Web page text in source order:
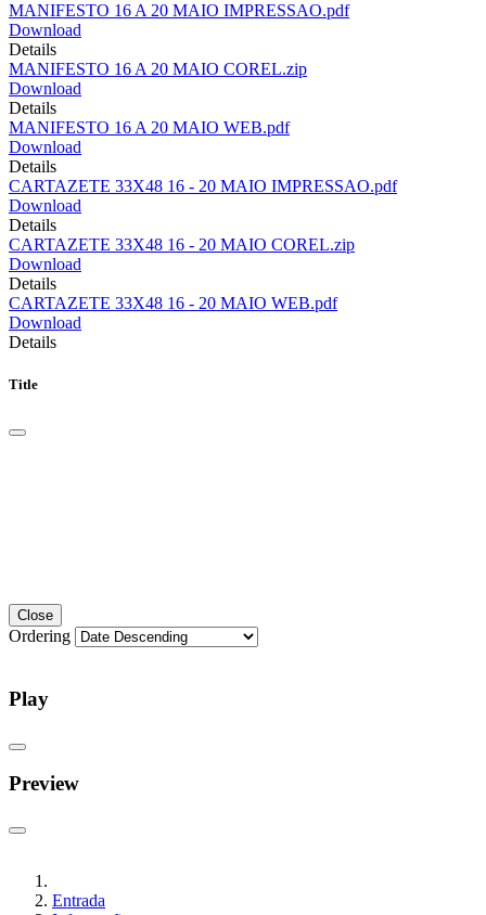
MANIFESTO 16 A 20 MAIO IMPRESSAO.pdf
Download
Details
MANIFESTO 16 A 20 MAIO COREL.zip
Download
Details
MANIFESTO 16 A 20 MAIO WEB.pdf
Download
Details
CARTAZETE 33X48 16 - 20 MAIO IMPRESSAO.pdf
Download
Details
CARTAZETE 33X48 16 - 20 MAIO COREL.zip
Download
Details
CARTAZETE 33X48 16 - 20 MAIO WEB.pdf
Download
Details
Title
Close
Ordering
Play
Preview
Entrada